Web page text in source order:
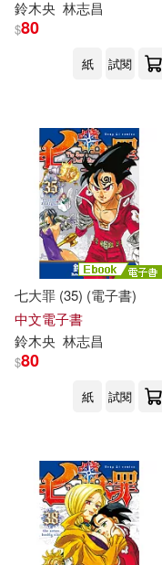
鈴木央 林志昌
$80
紙 試閱
七大罪 (35) (電子書)
中文電子書
鈴木央 林志昌
$80
紙 試閱